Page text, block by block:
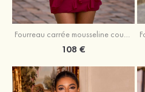
Fourreau carrée mousseline courte/mini robe de fête de la rentré avec volants
108 €